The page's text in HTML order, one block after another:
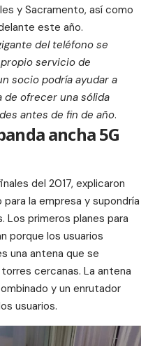
y Sacramento, así como
este año.
del teléfono se
servicio de
socio podría ayudar a
de ofrecer una sólida
antes de fin de año.
ancha 5G
del 2017, explicaron
la empresa y supondría
Los primeros planes para
porque los usuarios
una antena que se
cercanas. La antena
y un enrutador
usuarios.